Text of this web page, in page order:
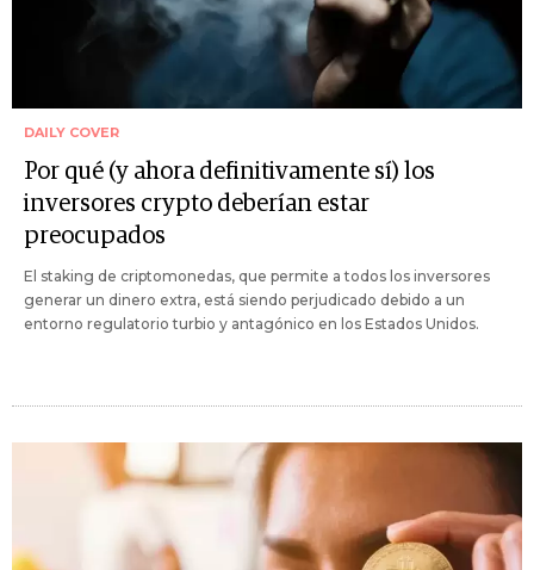
DAILY COVER
Por qué (y ahora definitivamente sí) los
inversores crypto deberían estar
preocupados
El staking de criptomonedas, que permite a todos los inversores
generar un dinero extra, está siendo perjudicado debido a un
entorno regulatorio turbio y antagónico en los Estados Unidos.